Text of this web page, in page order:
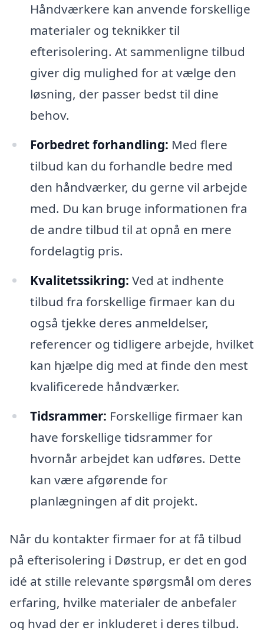
Håndværkere kan anvende forskellige
materialer og teknikker til
efterisolering. At sammenligne tilbud
giver dig mulighed for at vælge den
løsning, der passer bedst til dine
behov.
Forbedret forhandling: Med flere
tilbud kan du forhandle bedre med
den håndværker, du gerne vil arbejde
med. Du kan bruge informationen fra
de andre tilbud til at opnå en mere
fordelagtig pris.
Kvalitetssikring: Ved at indhente
tilbud fra forskellige firmaer kan du
også tjekke deres anmeldelser,
referencer og tidligere arbejde, hvilket
kan hjælpe dig med at finde den mest
kvalificerede håndværker.
Tidsrammer: Forskellige firmaer kan
have forskellige tidsrammer for
hvornår arbejdet kan udføres. Dette
kan være afgørende for
planlægningen af dit projekt.
Når du kontakter firmaer for at få tilbud
på efterisolering i Døstrup, er det en god
idé at stille relevante spørgsmål om deres
erfaring, hvilke materialer de anbefaler
og hvad der er inkluderet i deres tilbud.